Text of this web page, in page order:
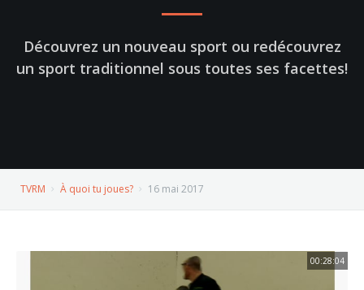
Découvrez un nouveau sport ou redécouvrez
un sport traditionnel sous toutes ses facettes!
TVRM À quoi tu joues? 16 mai 2017
00:28:04